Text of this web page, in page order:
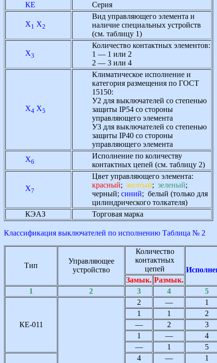
КЕ
Серия
Х1 Х2
Вид управляющего элемента и
наличие специальных устройств
(см. таблицу 1)
Х3
Количество контактных элементов:
1 — 1 или 2
2 — 3 или 4
Х4 Х5
Климатическое исполнение и
категория размещения по ГОСТ
15150:
У2 для выключателей со степенью
защиты IP54 со стороны
управляющего элемента
У3 для выключателей со степенью
защиты IP40 со стороны
управляющего элемента
X6
Исполнение по количеству
контактных цепей (см. таблицу 2)
Х7
Цвет управляющего элемента:
красный; желтый; зеленый;
черный; синий; белый (только для
цилиндрического толкателя)
КЭАЗ
Торговая марка
Классификация выключателей по исполнению Таблица № 2
Тип
Управляющее
устройство
Количество
контактных
цепей
Замык. Размык.
1
2 3 4 5
КЕ-011
2 —
1
1
1
2
—
2
3
1
—
4
—
1
5
4
— 1